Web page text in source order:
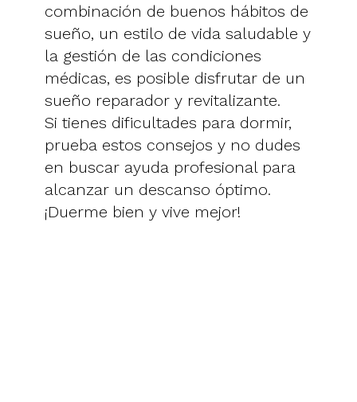
combinación de buenos hábitos de
sueño, un estilo de vida saludable y
la gestión de las condiciones
médicas, es posible disfrutar de un
sueño reparador y revitalizante.
Si tienes dificultades para dormir,
prueba estos consejos y no dudes
en buscar ayuda profesional para
alcanzar un descanso óptimo.
¡Duerme bien y vive mejor!